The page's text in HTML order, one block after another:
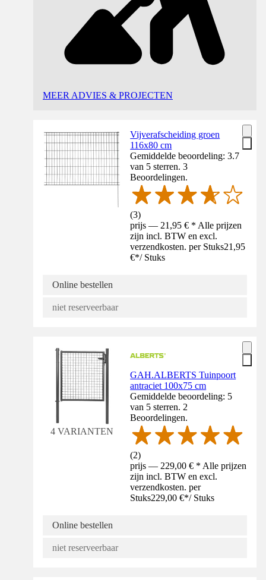
MEER ADVIES & PROJECTEN
Vijverafscheiding groen
116x80 cm
Gemiddelde beoordeling: 3.7
van 5 sterren. 3
Beoordelingen.
(3)
prijs — 21,95 € * Alle prijzen
zijn incl. BTW en excl.
verzendkosten. per Stuks21,95
€*/ Stuks
Online bestellen
niet reserveerbaar
4 VARIANTEN
GAH.ALBERTS Tuinpoort
antraciet 100x75 cm
Gemiddelde beoordeling: 5
van 5 sterren. 2
Beoordelingen.
(2)
prijs — 229,00 € * Alle prijzen
zijn incl. BTW en excl.
verzendkosten. per
Stuks229,00 €*/ Stuks
Online bestellen
niet reserveerbaar